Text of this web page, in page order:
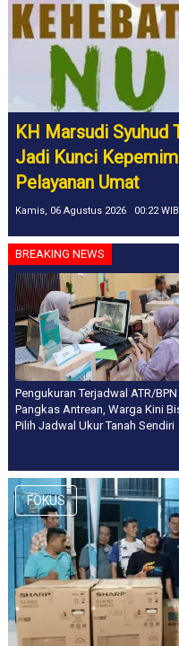
KH Marsudi Syuhud
Jadi Kunci
Pelayanan Umat
Kamis, 06 Agustus 2026 00:22 WIB
BREAKING NEWS
Pengukuran Terjadwal ATR/BPN
Pangkas Antrean, Warga Kini
Pilih Jadwal Ukur Tanah Sendiri
FOKUS